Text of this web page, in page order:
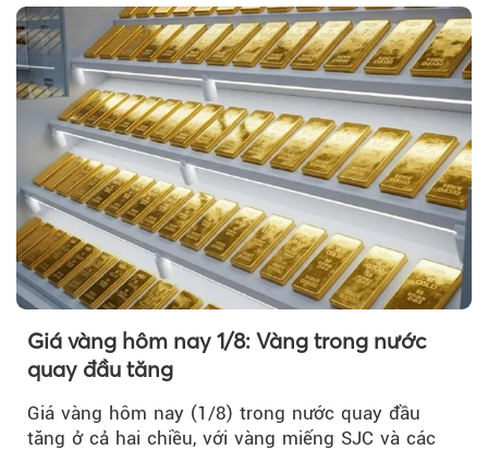
Giá vàng hôm nay 1/8: Vàng trong nước
quay đầu tăng
Giá vàng hôm nay (1/8) trong nước quay đầu
tăng ở cả hai chiều, với vàng miếng SJC và các